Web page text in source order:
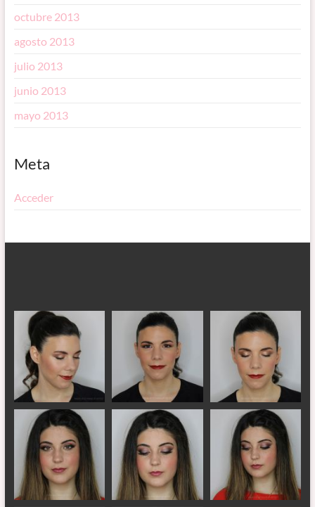
octubre 2013
agosto 2013
julio 2013
junio 2013
mayo 2013
Meta
Acceder